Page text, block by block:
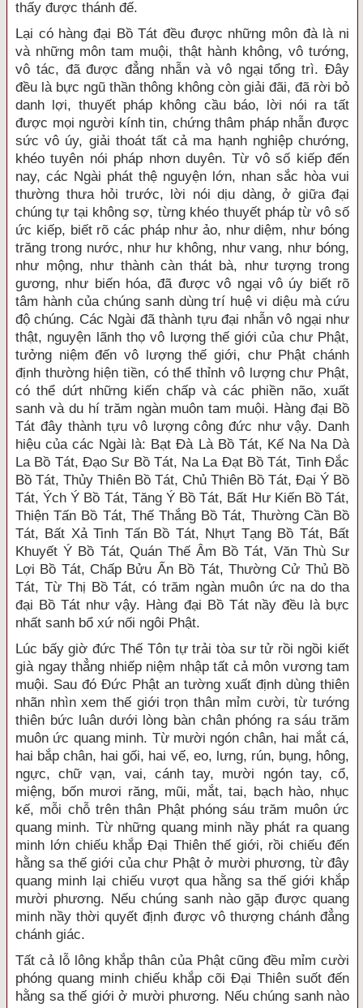
thấy được thánh đế.
Lại có hàng đại Bồ Tát đều được những môn đà là ni
và những môn tam muội, thật hành không, vô tướng,
vô tác, đã được đẳng nhẫn và vô ngại tổng trì. Đây
đều là bực ngũ thần thông không còn giải đãi, đã rời bỏ
danh lợi, thuyết pháp không cầu báo, lời nói ra tất
được mọi người kính tin, chứng thâm pháp nhẫn được
sức vô úy, giải thoát tất cả ma hạnh nghiệp chướng,
khéo tuyên nói pháp nhơn duyên. Từ vô số kiếp đến
nay, các Ngài phát thệ nguyện lớn, nhan sắc hòa vui
thường thưa hỏi trước, lời nói dịu dàng, ở giữa đại
chúng tự tại không sợ, từng khéo thuyết pháp từ vô số
ức kiếp, biết rõ các pháp như ảo, như diệm, như bóng
trăng trong nước, như hư không, như vang, như bóng,
như mộng, như thành càn thát bà, như tượng trong
gương, như biến hóa, đã được vô ngại vô úy biết rõ
tâm hành của chúng sanh dùng trí huệ vi diệu mà cứu
độ chúng. Các Ngài đã thành tựu đại nhẫn vô ngại như
thật, nguyện lãnh thọ vô lượng thế giới của chư Phật,
tưởng niệm đến vô lượng thế giới, chư Phật chánh
định thường hiện tiền, có thể thỉnh vô lượng chư Phật,
có thể dứt những kiến chấp và các phiền não, xuất
sanh và du hí trăm ngàn muôn tam muội. Hàng đại Bồ
Tát đây thành tựu vô lượng công đức như vậy. Danh
hiệu của các Ngài là: Bạt Đà Là Bồ Tát, Kế Na Na Dà
La Bồ Tát, Đạo Sư Bồ Tát, Na La Đạt Bồ Tát, Tinh Đắc
Bồ Tát, Thủy Thiên Bồ Tát, Chủ Thiên Bồ Tát, Đại Ý Bồ
Tát, Ých Ý Bồ Tát, Tăng Ý Bồ Tát, Bất Hư Kiến Bồ Tát,
Thiện Tấn Bồ Tát, Thế Thắng Bồ Tát, Thường Cần Bồ
Tát, Bất Xả Tinh Tấn Bồ Tát, Nhựt Tạng Bồ Tát, Bất
Khuyết Ý Bồ Tát, Quán Thế Âm Bồ Tát, Văn Thù Sư
Lợi Bồ Tát, Chấp Bửu Ấn Bồ Tát, Thường Cử Thủ Bồ
Tát, Từ Thị Bồ Tát, có trăm ngàn muôn ức na do tha
đại Bồ Tát như vậy. Hàng đại Bồ Tát nầy đều là bực
nhất sanh bổ xứ nối ngôi Phật.
Lúc bấy giờ đức Thế Tôn tự trải tòa sư tử rồi ngồi kiết
già ngay thẳng nhiếp niệm nhập tất cả môn vương tam
muội. Sau đó Đức Phật an tường xuất định dùng thiên
nhãn nhìn xem thế giới trọn thân mỉm cười, từ tướng
thiên bức luân dưới lòng bàn chân phóng ra sáu trăm
muôn ức quang minh. Từ mười ngón chân, hai mắt cá,
hai bắp chân, hai gối, hai vế, eo, lưng, rún, bụng, hông,
ngực, chữ vạn, vai, cánh tay, mười ngón tay, cổ,
miệng, bốn mươi răng, mũi, mắt, tai, bạch hào, nhục
kế, mỗi chỗ trên thân Phật phóng sáu trăm muôn ức
quang minh. Từ những quang minh nầy phát ra quang
minh lớn chiếu khắp Đại Thiên thế giới, rồi chiếu đến
hằng sa thế giới của chư Phật ở mười phương, từ đây
quang minh lại chiếu vượt qua hằng sa thế giới khắp
mười phương. Nếu chúng sanh nào gặp được quang
minh nầy thời quyết định được vô thượng chánh đẳng
chánh giác.
Tất cả lỗ lông khắp thân của Phật cũng đều mỉm cười
phóng quang minh chiếu khắp cõi Đại Thiên suốt đến
hằng sa thế giới ở mười phương. Nếu chúng sanh nào